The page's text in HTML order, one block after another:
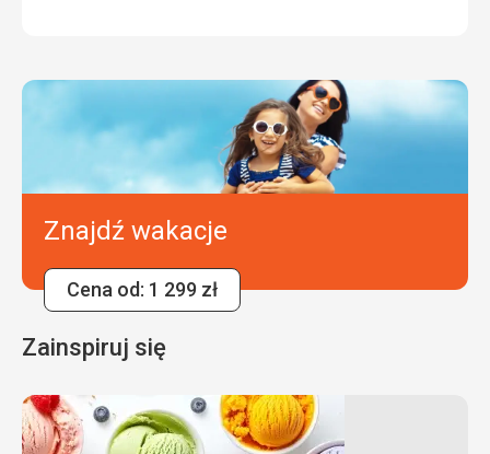
Znajdź wakacje
Cena od: 1 299 zł
Zainspiruj się